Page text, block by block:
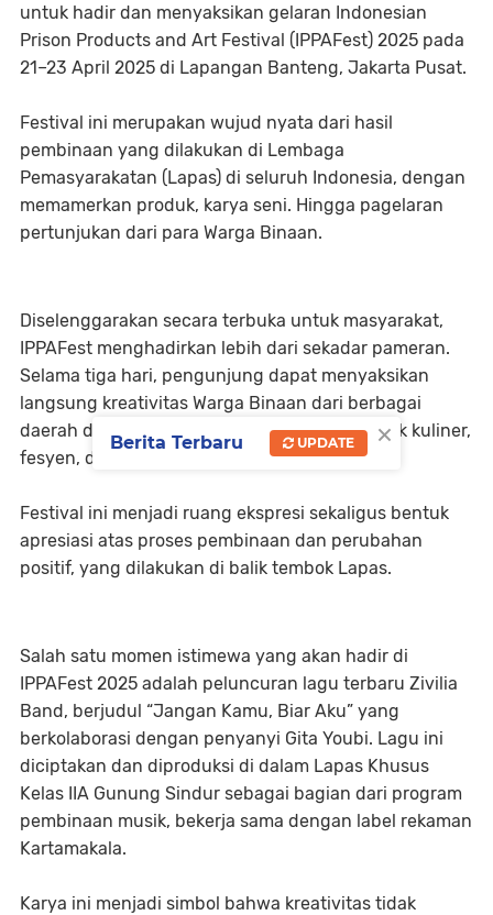
untuk hadir dan menyaksikan gelaran Indonesian
Prison Products and Art Festival (IPPAFest) 2025 pada
21–23 April 2025 di Lapangan Banteng, Jakarta Pusat.
Festival ini merupakan wujud nyata dari hasil
pembinaan yang dilakukan di Lembaga
Pemasyarakatan (Lapas) di seluruh Indonesia, dengan
memamerkan produk, karya seni. Hingga pagelaran
pertunjukan dari para Warga Binaan.
Diselenggarakan secara terbuka untuk masyarakat,
IPPAFest menghadirkan lebih dari sekadar pameran.
Selama tiga hari, pengunjung dapat menyaksikan
langsung kreativitas Warga Binaan dari berbagai
daerah dalam bentuk kerajinan tangan, produk kuliner,
fesyen, dan pertunjukan seni lainnya.
Festival ini menjadi ruang ekspresi sekaligus bentuk
apresiasi atas proses pembinaan dan perubahan
positif, yang dilakukan di balik tembok Lapas.
Salah satu momen istimewa yang akan hadir di
IPPAFest 2025 adalah peluncuran lagu terbaru Zivilia
Band, berjudul “Jangan Kamu, Biar Aku” yang
berkolaborasi dengan penyanyi Gita Youbi. Lagu ini
diciptakan dan diproduksi di dalam Lapas Khusus
Kelas IIA Gunung Sindur sebagai bagian dari program
pembinaan musik, bekerja sama dengan label rekaman
Kartamakala.
Karya ini menjadi simbol bahwa kreativitas tidak
×
Berita Terbaru UPDATE